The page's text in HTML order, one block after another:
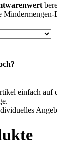
Mindermengen-
einfach auf